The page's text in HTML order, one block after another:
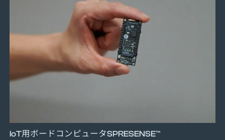
IoT用ボードコンピュータSPRESENSE™